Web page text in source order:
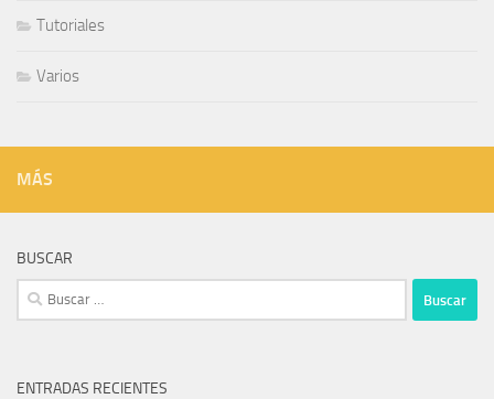
Tutoriales
Varios
MÁS
BUSCAR
Buscar:
ENTRADAS RECIENTES